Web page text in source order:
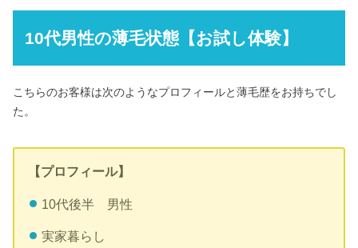
10代男性の薄毛状態【お試し体験】
こちらのお客様は次のようなプロフィールと薄毛歴をお持ちでし
た。
【プロフィール】
10代後半 男性
実家暮らし